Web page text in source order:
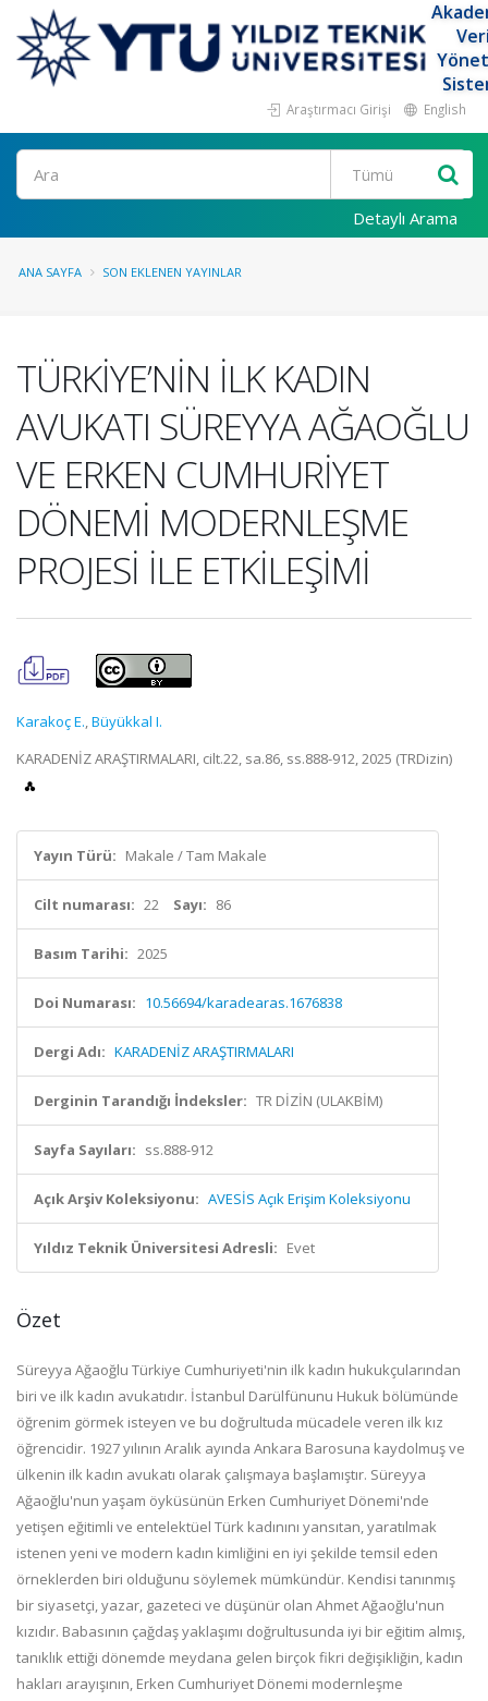
Araştırmacı Girişi English
Ara
Detaylı Arama
ANA SAYFA SON EKLENEN YAYINLAR
TÜRKİYE’NİN İLK KADIN
AVUKATI SÜREYYA AĞAOĞLU
VE ERKEN CUMHURİYET
DÖNEMİ MODERNLEŞME
PROJESİ İLE ETKİLEŞİMİ
Karakoç E.,Büyükkal I.
KARADENİZ ARAŞTIRMALARI, cilt.22, sa.86, ss.888-912, 2025 (TRDizin)
Yayın Türü: Makale / Tam Makale
Cilt numarası: 22 Sayı: 86
Basım Tarihi: 2025
Doi Numarası: 10.56694/karadearas.1676838
Dergi Adı: KARADENİZ ARAŞTIRMALARI
Derginin Tarandığı İndeksler: TR DİZİN (ULAKBİM)
Sayfa Sayıları: ss.888-912
Açık Arşiv Koleksiyonu: AVESİS Açık Erişim Koleksiyonu
Yıldız Teknik Üniversitesi Adresli: Evet
Özet
Süreyya Ağaoğlu Türkiye Cumhuriyeti'nin ilk kadın hukukçularından
biri ve ilk kadın avukatıdır. İstanbul Darülfünunu Hukuk bölümünde
öğrenim görmek isteyen ve bu doğrultuda mücadele veren ilk kız
öğrencidir. 1927 yılının Aralık ayında Ankara Barosuna kaydolmuş ve
ülkenin ilk kadın avukatı olarak çalışmaya başlamıştır. Süreyya
Ağaoğlu'nun yaşam öyküsünün Erken Cumhuriyet Dönemi'nde
yetişen eğitimli ve entelektüel Türk kadınını yansıtan, yaratılmak
istenen yeni ve modern kadın kimliğini en iyi şekilde temsil eden
örneklerden biri olduğunu söylemek mümkündür. Kendisi tanınmış
bir siyasetçi, yazar, gazeteci ve düşünür olan Ahmet Ağaoğlu'nun
kızıdır. Babasının çağdaş yaklaşımı doğrultusunda iyi bir eğitim almış,
tanıklık ettiği dönemde meydana gelen birçok fikri değişikliğin, kadın
hakları arayışının, Erken Cumhuriyet Dönemi modernleşme